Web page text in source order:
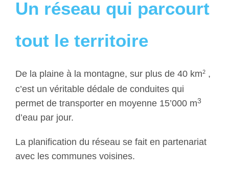
Un réseau qui parcourt
tout le territoire
De la plaine à la montagne, sur plus de 40 km2 ,
c’est un véritable dédale de conduites qui
permet de transporter en moyenne 15’000 m3
d’eau par jour.
La planification du réseau se fait en partenariat
avec les communes voisines.